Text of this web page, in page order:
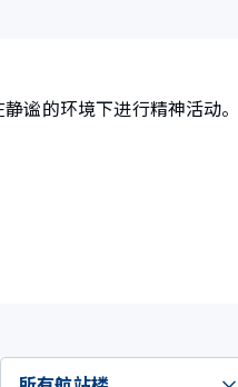
谧的环境下进行精神活动